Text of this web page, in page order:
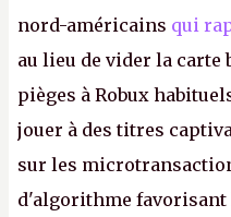
nord-américains qui
au lieu de vider la carte
pièges à Robux
jouer à des titres
sur les
d'algorithme favorisant